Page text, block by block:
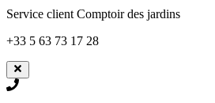
Service client Comptoir des jardins
+33 5 63 73 17 28